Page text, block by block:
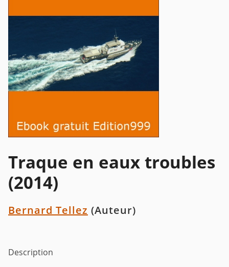
Traque en eaux troubles
(2014)
Bernard Tellez (Auteur)
Description